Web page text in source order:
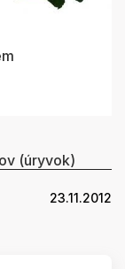
(úryvok)
23.11.2012